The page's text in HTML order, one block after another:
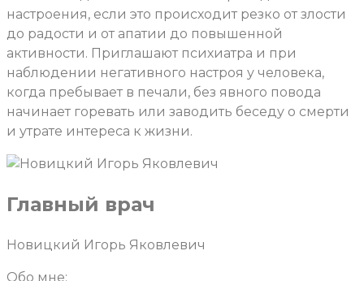
настроения, если это происходит резко от злости
до радости и от апатии до повышенной
активности. Приглашают психиатра и при
наблюдении негативного настроя у человека,
когда пребывает в печали, без явного повода
начинает горевать или заводить беседу о смерти
и утрате интереса к жизни.
Главный врач
Новицкий Игорь Яковлевич
Обо мне: